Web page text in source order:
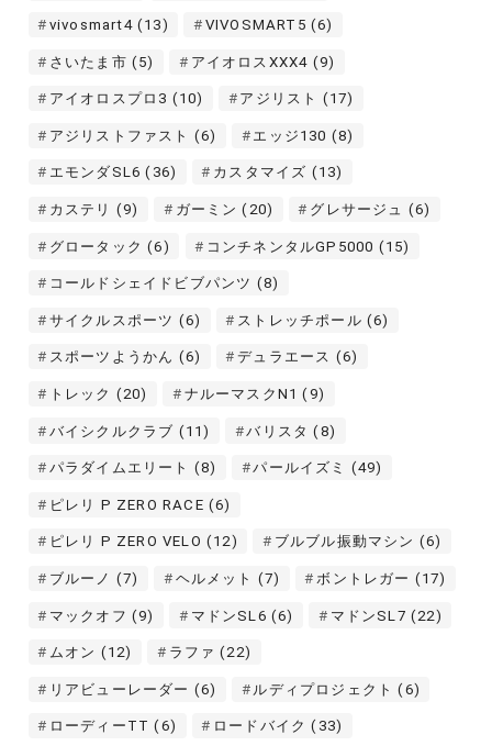
vivosmart4(13) VIVOSMART5 (6)
さいたま市 (5) アイオロスXXX4 (9)
アイオロスプロ3 (10) アジリスト (17)
アジリストファスト (6) エッジ130 (8)
エモンダSL6 (36) カスタマイズ (13)
カステリ (9) ガーミン (20) グレサージュ (6)
グロータック (6) コンチネンタルGP5000 (15)
コールドシェイドビブパンツ (8)
サイクルスポーツ (6) ストレッチポール (6)
スポーツようかん (6) デュラエース (6)
トレック (20) ナルーマスクN1 (9)
バイシクルクラブ (11) バリスタ (8)
パラダイムエリート (8) パールイズミ (49)
ピレリ P ZERO RACE (6)
ピレリ P ZERO VELO (12) ブルブル振動マシン (6)
ブルーノ (7) ヘルメット (7) ボントレガー (17)
マックオフ (9) マドンSL6 (6) マドンSL7 (22)
ムオン (12) ラファ (22)
リアビューレーダー (6) ルディプロジェクト (6)
ローディーTT (6) ロードバイク (33)